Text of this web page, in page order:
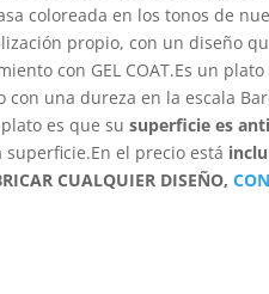
coloreada en los tonos de
propio, con un diseño
con GEL COAT.Es un
con una dureza en la escala
es que susuperficie es
el precio está
CUALQUIER DISEÑO,